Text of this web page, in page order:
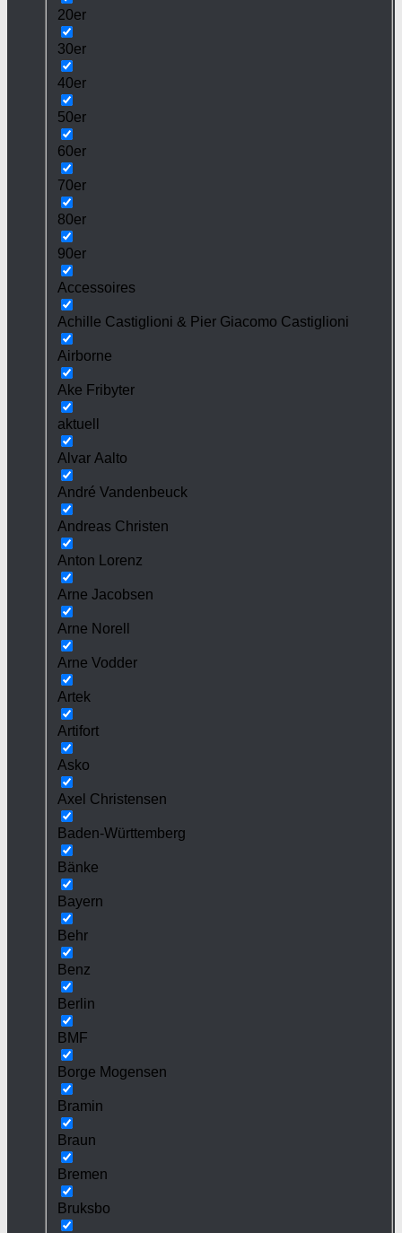
20er
30er
40er
50er
60er
70er
80er
90er
Accessoires
Achille Castiglioni & Pier Giacomo Castiglioni
Airborne
Ake Fribyter
aktuell
Alvar Aalto
André Vandenbeuck
Andreas Christen
Anton Lorenz
Arne Jacobsen
Arne Norell
Arne Vodder
Artek
Artifort
Asko
Axel Christensen
Baden-Württemberg
Bänke
Bayern
Behr
Benz
Berlin
BMF
Borge Mogensen
Bramin
Braun
Bremen
Bruksbo